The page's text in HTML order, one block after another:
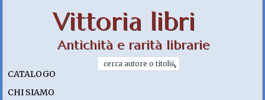
Vittoria libri
Antichità e rarità librarie
CATALOGO
CHI SIAMO